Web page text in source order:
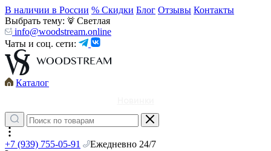
В наличии в России % Скидки Блог Отзывы Контакты
Выбрать тему:
Светлая
info@woodstream.online
Чаты и соц. сети:
Каталог
+7 (939) 755-05-91
Ежедневно 24/7